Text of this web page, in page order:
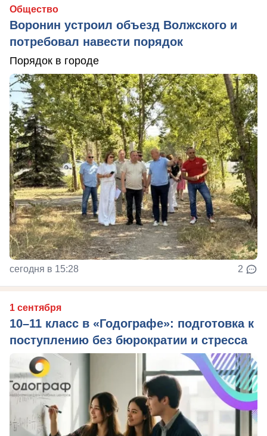
Общество
Воронин устроил объезд Волжского и
потребовал навести порядок
Порядок в городе
сегодня в 15:28 2
1 сентября
10–11 класс в «Годографе»: подготовка к
поступлению без бюрократии и стресса